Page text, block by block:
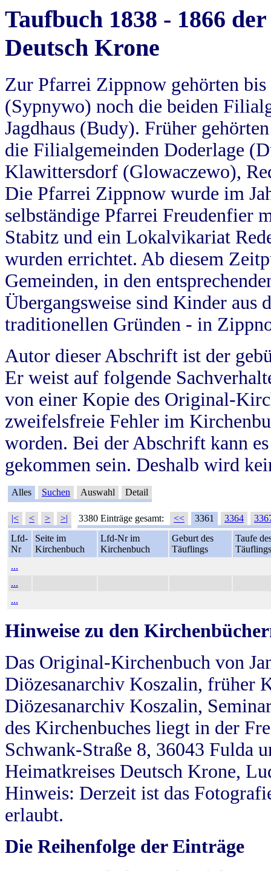
Taufbuch 1838 - 1866
Deutsch Krone
Zur Pfarrei Zippnow gehörten
(Sypnywo) noch die beiden
Jagdhaus (Budy). Früher
die Filialgemeinden Doderlage
Klawittersdorf (Glowaczewo),
Die Pfarrei Zippnow wurde im
selbständige Pfarrei Freudenfier
Stabitz und ein Lokalvikariat
wurden errichtet. Ab diesem
Gemeinden, in den
Übergangsweise sind Kinder aus
traditionellen Gründen - in
Autor dieser Abschrift ist der
Er weist auf folgende
von einer Kopie des Original-
zweifelsfreie Fehler im
worden. Bei der Abschrift kann
gekommen sein. Deshalb wird
Alles Suchen Auswahl Detail
|< < > >| 3380 Einträge gesamt: << 3361 3364
Lfd-
Nr
Seite im
Kirchenbuch
Lfd-Nr im
Kirchenbuch
Geburt des
Täuflings
Taufe
Täuflings
...
...
...
Hinweise zu den
Das Original-Kirchenbuch von
Diözesanarchiv Koszalin, früher
Diözesanarchiv Koszalin,
des Kirchenbuches liegt in der
Schwank-Straße 8, 36043 Fulda
Heimatkreises Deutsch Krone,
Hinweis: Derzeit ist das
erlaubt.
Die Reihenfolge der Einträge